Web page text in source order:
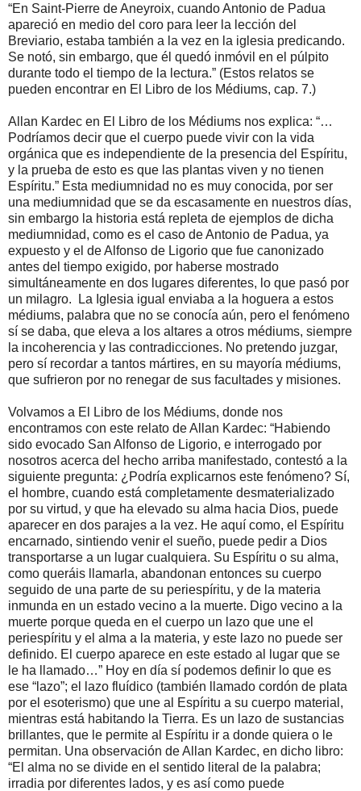
“En Saint-Pierre de Aneyroix, cuando Antonio de Padua
apareció en medio del coro para leer la lección del
Breviario, estaba también a la vez en la iglesia predicando.
Se notó, sin embargo, que él quedó inmóvil en el púlpito
durante todo el tiempo de la lectura.” (Estos relatos se
pueden encontrar en El Libro de los Médiums, cap. 7.)
Allan Kardec en El Libro de los Médiums nos explica: “…
Podríamos decir que el cuerpo puede vivir con la vida
orgánica que es independiente de la presencia del Espíritu,
y la prueba de esto es que las plantas viven y no tienen
Espíritu.” Esta mediumnidad no es muy conocida, por ser
una mediumnidad que se da escasamente en nuestros días,
sin embargo la historia está repleta de ejemplos de dicha
mediumnidad, como es el caso de Antonio de Padua, ya
expuesto y el de Alfonso de Ligorio que fue canonizado
antes del tiempo exigido, por haberse mostrado
simultáneamente en dos lugares diferentes, lo que pasó por
un milagro. La Iglesia igual enviaba a la hoguera a estos
médiums, palabra que no se conocía aún, pero el fenómeno
sí se daba, que eleva a los altares a otros médiums, siempre
la incoherencia y las contradicciones. No pretendo juzgar,
pero sí recordar a tantos mártires, en su mayoría médiums,
que sufrieron por no renegar de sus facultades y misiones.
Volvamos a El Libro de los Médiums, donde nos
encontramos con este relato de Allan Kardec: “Habiendo
sido evocado San Alfonso de Ligorio, e interrogado por
nosotros acerca del hecho arriba manifestado, contestó a la
siguiente pregunta: ¿Podría explicarnos este fenómeno? Sí,
el hombre, cuando está completamente desmaterializado
por su virtud, y que ha elevado su alma hacia Dios, puede
aparecer en dos parajes a la vez. He aquí como, el Espíritu
encarnado, sintiendo venir el sueño, puede pedir a Dios
transportarse a un lugar cualquiera. Su Espíritu o su alma,
como queráis llamarla, abandonan entonces su cuerpo
seguido de una parte de su periespíritu, y de la materia
inmunda en un estado vecino a la muerte. Digo vecino a la
muerte porque queda en el cuerpo un lazo que une el
periespíritu y el alma a la materia, y este lazo no puede ser
definido. El cuerpo aparece en este estado al lugar que se
le ha llamado…” Hoy en día sí podemos definir lo que es
ese “lazo”; el lazo fluídico (también llamado cordón de plata
por el esoterismo) que une al Espíritu a su cuerpo material,
mientras está habitando la Tierra. Es un lazo de sustancias
brillantes, que le permite al Espíritu ir a donde quiera o le
permitan. Una observación de Allan Kardec, en dicho libro:
“El alma no se divide en el sentido literal de la palabra;
irradia por diferentes lados, y es así como puede